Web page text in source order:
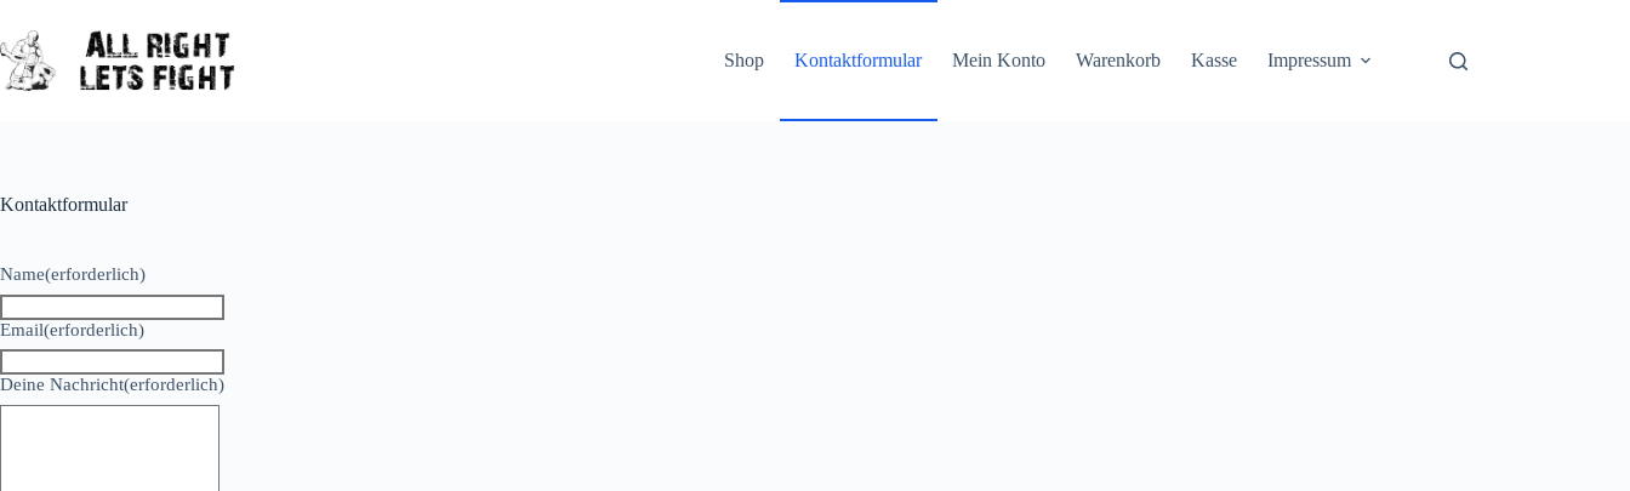
Inhalt
springen
Shop Kontaktformular Mein Konto Warenkorb Kasse Impressum
Kontaktformular
Name(erforderlich)
Email(erforderlich)
Deine Nachricht(erforderlich)